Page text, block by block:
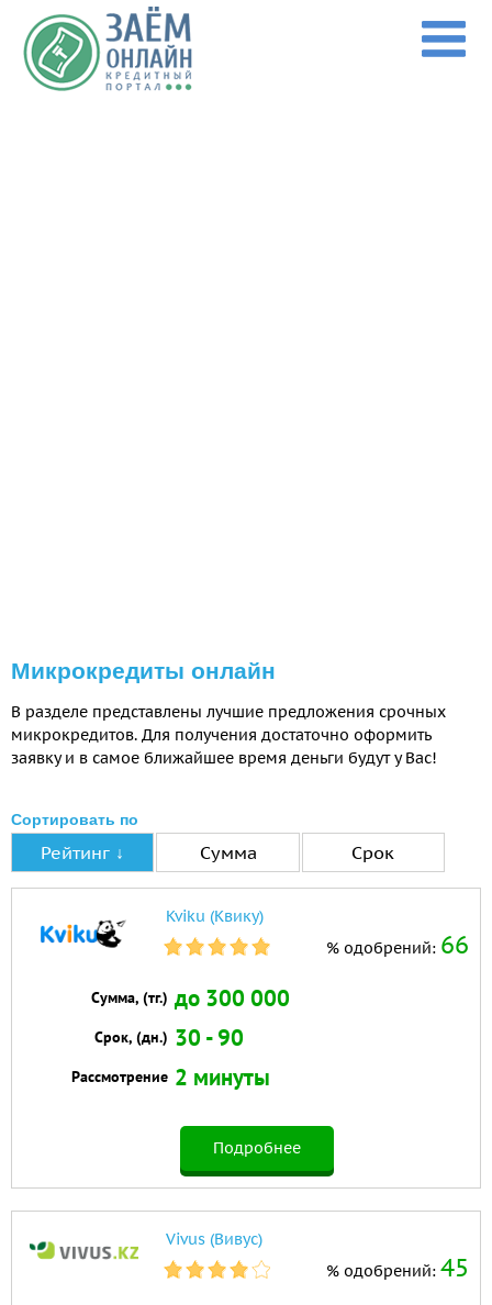
Перейти к основному содержанию
Микрокредиты онлайн
В разделе представлены лучшие предложения срочных
микрокредитов. Для получения достаточно оформить
заявку и в самое ближайшее время деньги будут у Вас!
Сортировать по
Рейтинг ↓ Сумма Срок
Kviku (Квику)
% одобрений: 66
Сумма, (тг.) до 300 000
Срок, (дн.) 30 - 90
Рассмотрение 2 минуты
Подробнее
Vivus (Вивус)
% одобрений: 45